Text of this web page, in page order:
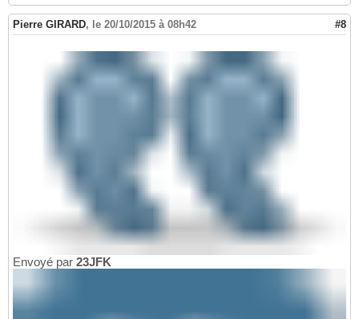
Pierre GIRARD, le 20/10/2015 à 08h42 #8
Envoyé par 23JFK